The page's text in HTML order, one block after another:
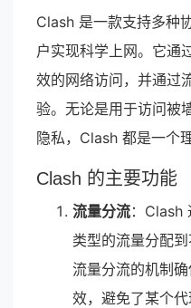
Clash 是一款支持多种
户实现科学上网。它通
效的网络访问，并通过
验。无论是用于访问被
隐私，Clash 都是一个
Clash 的主要功能
流量分流：Clash
类型的流量分配
流量分流的机制
效，避免了某个